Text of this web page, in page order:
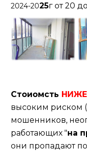
2024-2025г от 20
Стоиомсть НИЖЕ
высоким риском
мошенников,
работающих "на
они пропадают